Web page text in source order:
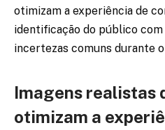
otimizam a experiência de
identificação do público com
incertezas comuns durante
Imagens realistas
otimizam a